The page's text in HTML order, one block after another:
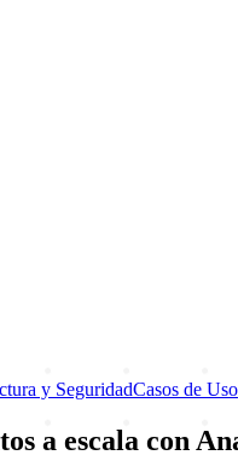
y SeguridadCasos de Uso
a escala con